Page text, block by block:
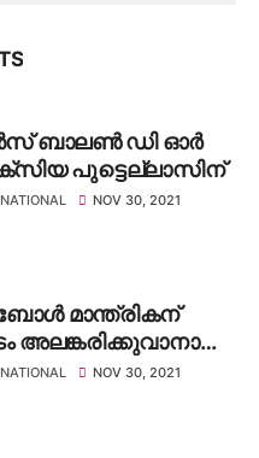
ബാലൺ ഡി ഓർ
പുട്ടെല്ലാസിന്
NOV 30, 2021
മാന്ത്രികന്
അലങ്കരിക്കുവാനായി
സ്വർണ്ണ
NOV 30, 2021